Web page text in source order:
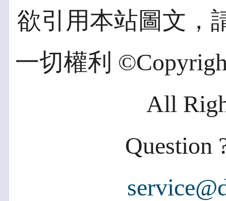
欲引用本站圖文，
一切權利
All
Question